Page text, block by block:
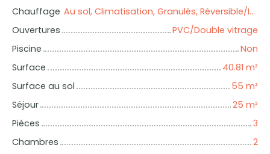
Chauffage
Au sol, Climatisation, Granulés, Réversible/Individuel
Ouvertures
PVC/Double vitrage
Piscine
Non
Surface
40.81 m²
Surface au sol
55 m²
Séjour
25 m²
Pièces
3
Chambres
2